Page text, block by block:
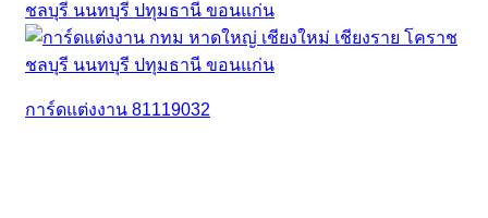
การ์ดแต่งงาน 81119032